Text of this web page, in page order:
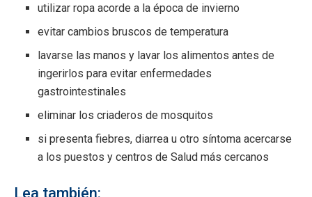
utilizar ropa acorde a la época de invierno
evitar cambios bruscos de temperatura
lavarse las manos y lavar los alimentos antes de
ingerirlos para evitar enfermedades
gastrointestinales
eliminar los criaderos de mosquitos
si presenta fiebres, diarrea u otro síntoma acercarse
a los puestos y centros de Salud más cercanos
Lea también: